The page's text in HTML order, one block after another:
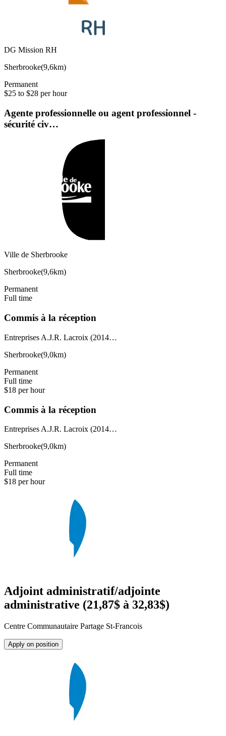
DG Mission RH
Sherbrooke(9,6km)
Permanent
$25 to $28 per hour
Agente professionnelle ou agent professionnel -
sécurité civ…
Ville de Sherbrooke
Sherbrooke(9,6km)
Permanent
Full time
Commis à la réception
Entreprises A.J.R. Lacroix (2014…
Sherbrooke(9,0km)
Permanent
Full time
$18 per hour
Commis à la réception
Entreprises A.J.R. Lacroix (2014…
Sherbrooke(9,0km)
Permanent
Full time
$18 per hour
Adjoint administratif/adjointe
administrative (21,87$ à 32,83$)
Centre Communautaire Partage St-Francois
Apply on position